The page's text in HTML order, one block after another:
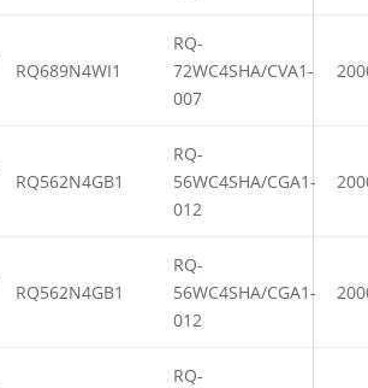
RQ689N4WI1
RQ-
72WC4SHA/CVA1-
007
RQ562N4GB1
RQ-
56WC4SHA/CGA1-
012
RQ562N4GB1
RQ-
56WC4SHA/CGA1-
012
RQ-